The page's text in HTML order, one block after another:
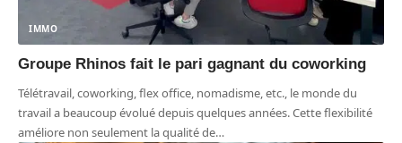
IMMO
Groupe Rhinos fait le pari gagnant du coworking
Télétravail, coworking, flex office, nomadisme, etc., le monde du
travail a beaucoup évolué depuis quelques années. Cette flexibilité
améliore non seulement la qualité de…